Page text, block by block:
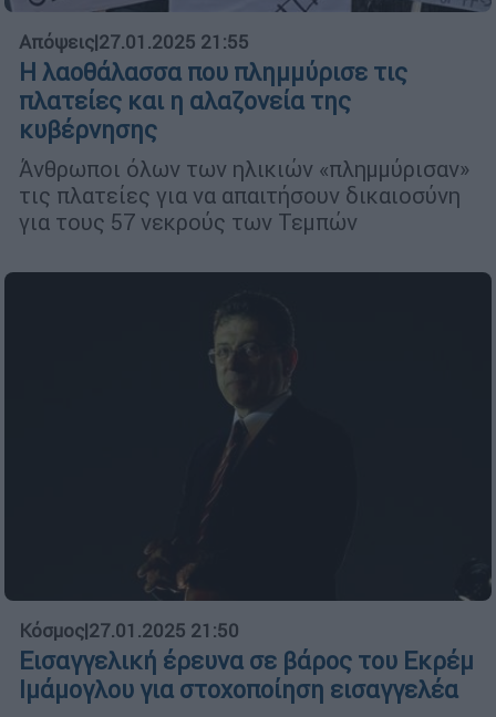
Απόψεις|27.01.2025 21:55
Η λαοθάλασσα που πλημμύρισε τις
πλατείες και η αλαζονεία της
κυβέρνησης
Άνθρωποι όλων των ηλικιών «πλημμύρισαν»
τις πλατείες για να απαιτήσουν δικαιοσύνη
για τους 57 νεκρούς των Τεμπών
Κόσμος|27.01.2025 21:50
Εισαγγελική έρευνα σε βάρος του Εκρέμ
Ιμάμογλου για στοχοποίηση εισαγγελέα